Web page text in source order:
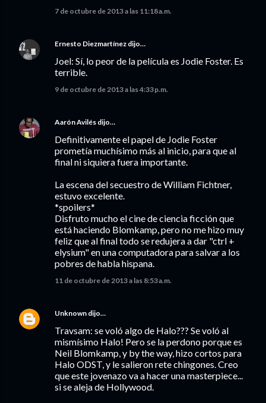
7 de octubre de 2013 a las 11:18 a.m.
Ernesto Diezmartínez dijo…
Joel: Sí, lo peor de la película es Jodie Foster. Es
terrible.
9 de octubre de 2013 a las 4:33 p.m.
Aarón Avilés dijo…
Definitivamente el papel de Jodie Foster
prometía muchísimo más al inicio, para que al
final ni siquiera fuera importante.
La escena del secuestro de William Fichtner,
estuvo excelente.
*spoilers*
Disfruto mucho el cine de ciencia ficción que
está haciendo Blomkamp, pero no me hizo muy
feliz que al final todo se redujera a dar "ctrl +
elysium" en una computadora para salvar a los
pobres de habla hispana.
11 de octubre de 2013 a las 8:53 a.m.
Unknown dijo…
Travsam: se voló algo de Halo??? Se voló al
mismísimo Halo! Pero se la perdono porque es
Neil Blomkamp, y by the way, hizo cortos para
Halo ODST, y le salieron rete chingones. Creo
que este jovenazo va a hacer una masterpiece...
si se aleja de Hollywood.